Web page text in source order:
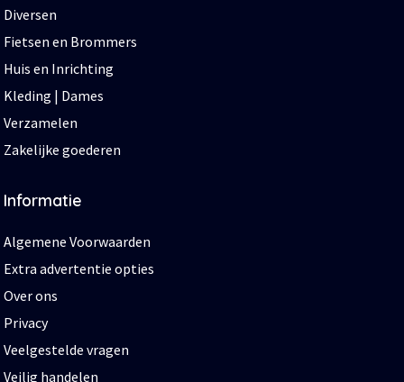
Diversen
Fietsen en Brommers
Huis en Inrichting
Kleding | Dames
Verzamelen
Zakelijke goederen
Informatie
Algemene Voorwaarden
Extra advertentie opties
Over ons
Privacy
Veelgestelde vragen
Veilig handelen